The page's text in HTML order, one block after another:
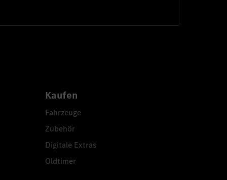
Kaufen
Fahrzeuge
Zubehör
Digitale Extras
Oldtimer